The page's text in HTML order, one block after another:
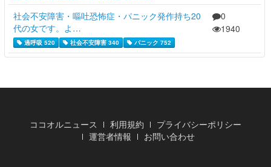
社会不安障害・嘔吐恐怖症・パニック発作持ち20
代の女です。よ…
過呼吸 520 社会不安障害 340 パニック 752
0
1940
ココオルニュース 利用規約
プライバシーポリシー
運営者情報
お問い合わせ